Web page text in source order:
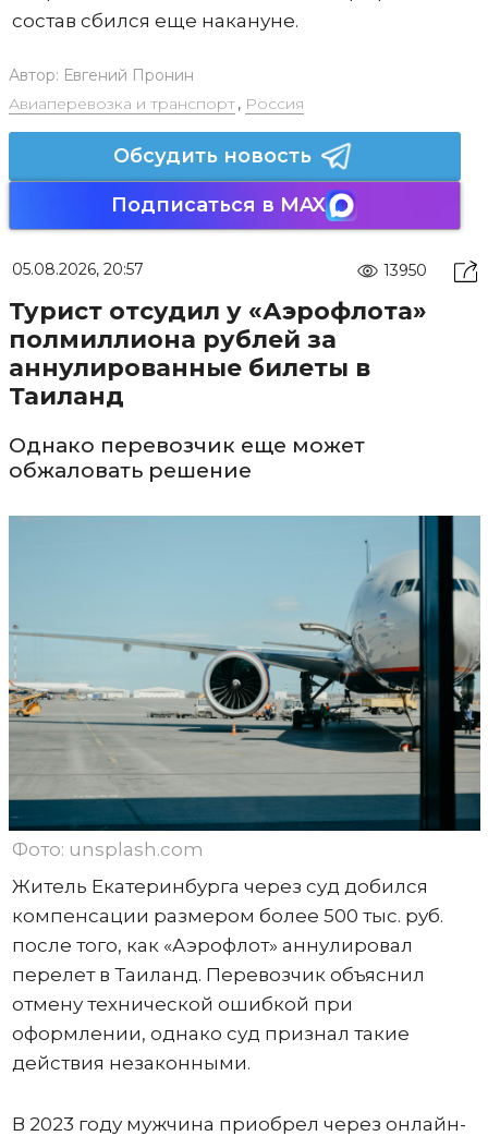
состав сбился еще накануне.
Автор: Евгений Пронин
Авиаперевозка и транспорт, Россия
Обсудить новость
Подписаться в MAX
05.08.2026, 20:57 13950
Турист отсудил у «Аэрофлота»
полмиллиона рублей за
аннулированные билеты в
Таиланд
Однако перевозчик еще может
обжаловать решение
Фото: unsplash.com
Житель Екатеринбурга через суд добился
компенсации размером более 500 тыс. руб.
после того, как «Аэрофлот» аннулировал
перелет в Таиланд. Перевозчик объяснил
отмену технической ошибкой при
оформлении, однако суд признал такие
действия незаконными.
В 2023 году мужчина приобрел через онлайн-